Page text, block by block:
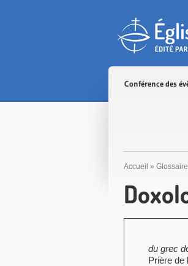
Conférence des
Accueil » Glossaire
du grec
Prière de